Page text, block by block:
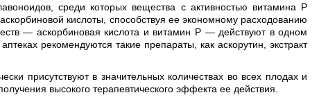
среди которых вещества с активностью витамина Р
кислоты, способствуя ее экономному расходованию
— аскорбиновая кислота и витамин Р — действуют в одном
рекомендуются такие препараты, как аскорутин, экстракт
присутствуют в значительных количествах во всех плодах и
высокого терапевтического эффекта ее действия.